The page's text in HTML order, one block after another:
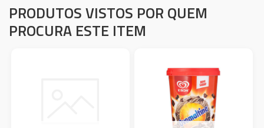
PRODUTOS VISTOS POR QUEM
PROCURA ESTE ITEM